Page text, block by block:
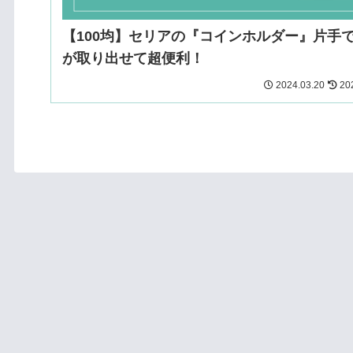
【100均】セリアの『コインホルダー』片手
が取り出せて超便利！
2024.03.20